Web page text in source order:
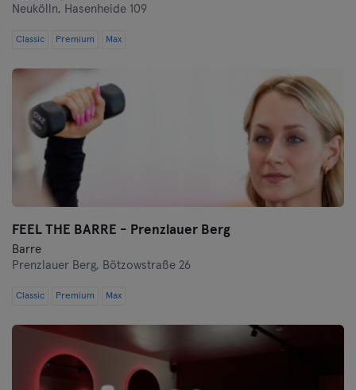
Neukölln, Hasenheide 109
Classic Premium Max
FEEL THE BARRE - Prenzlauer Berg
Barre
Prenzlauer Berg, Bötzowstraße 26
Classic Premium Max